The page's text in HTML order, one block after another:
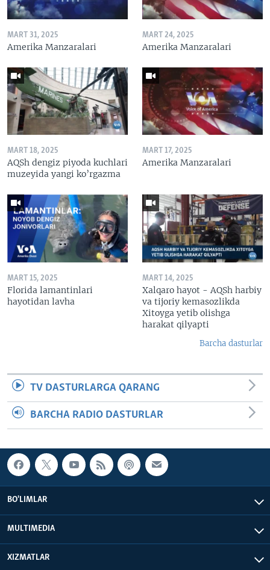
MART 31, 2025
Amerika Manzaralari
MART 24, 2025
Amerika Manzaralari
MART 18, 2025
AQSh dengiz piyoda kuchlari
muzeyida yangi ko’rgazma
MART 17, 2025
Amerika Manzaralari
MART 15, 2025
Florida lamantinlari
hayotidan lavha
MART 14, 2025
Xalqaro hayot - AQSh harbiy
va tijoriy kemasozlikda
Xitoyga yetib olishga
harakat qilyapti
Barcha dasturlar
TV DASTURLARGA QARANG
BARCHA RADIO DASTURLAR
BO'LIMLAR
MULTIMEDIA
XIZMATLAR